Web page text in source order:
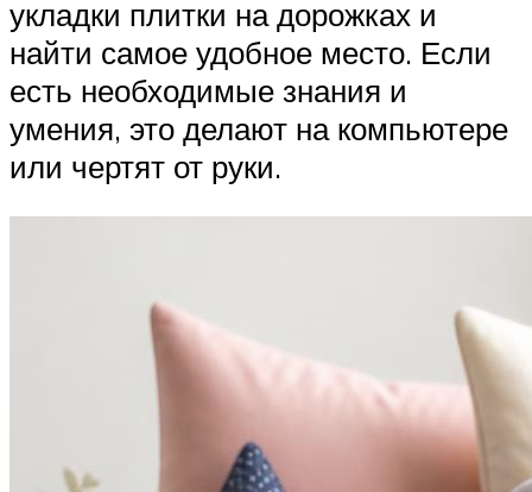
укладки плитки на дорожках и
найти самое удобное место. Если
есть необходимые знания и
умения, это делают на компьютере
или чертят от руки.